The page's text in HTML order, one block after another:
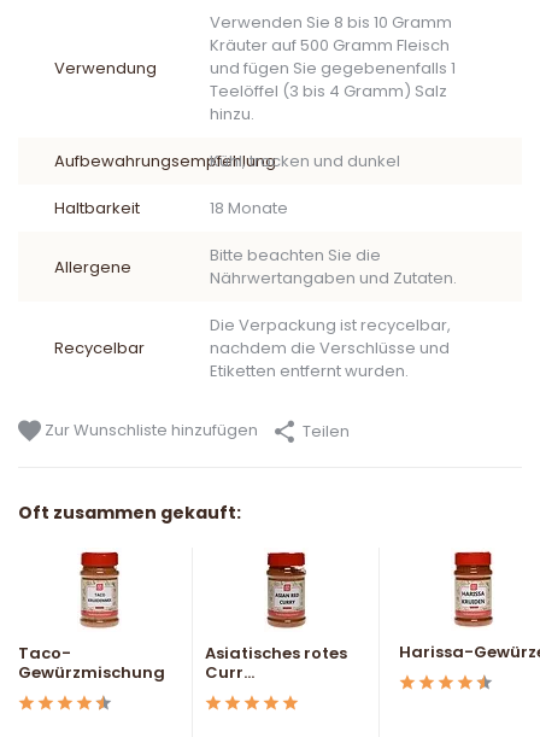
Verwendung
Verwenden Sie 8 bis 10 Gramm
Kräuter auf 500 Gramm Fleisch
und fügen Sie gegebenenfalls 1
Teelöffel (3 bis 4 Gramm) Salz
hinzu.
AufbewahrungsempfehlungKühl, trocken und dunkel
Haltbarkeit 18 Monate
Allergene
Bitte beachten Sie die
Nährwertangaben und Zutaten.
Recycelbar
Die Verpackung ist recycelbar,
nachdem die Verschlüsse und
Etiketten entfernt wurden.
Zur Wunschliste hinzufügen Teilen
Oft zusammen gekauft:
Taco-
Gewürzmischung
Asiatisches rotes
Curr...
Harissa-